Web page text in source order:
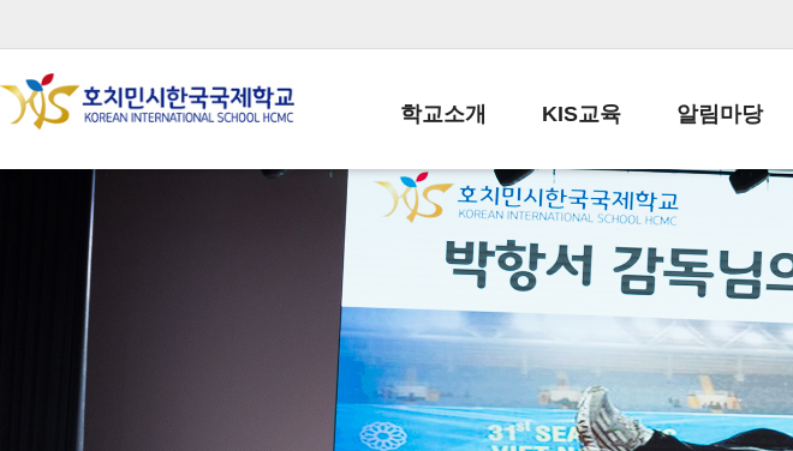
학교소개
학교장인사말
학교상징
학교연혁
교직원현황
학생현황
KIS교육
교육목표
학사일정
일과시간표
성과평가자료
알림마당
공지사항
납부금 안내
스쿨버스 운행
급식안내
서식자료실